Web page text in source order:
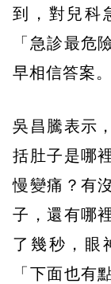
到，對兒科
「急診最危
早相信答案。
吳昌騰表示
括肚子是哪
慢變痛？有
子，還有哪
了幾秒，眼
「下面也有